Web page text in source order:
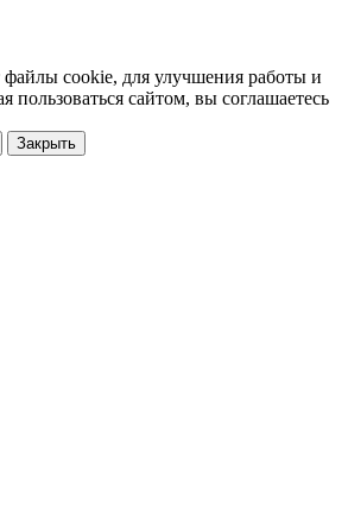
файлы cookie, для улучшения работы и
пользоваться сайтом, вы соглашаетесь
Закрыть